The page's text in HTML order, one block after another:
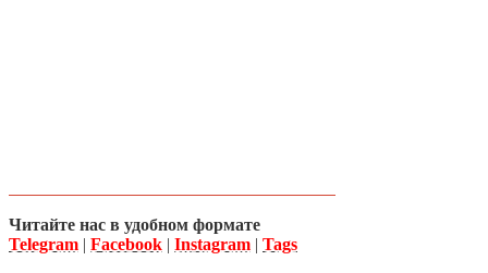
Читайте нас в удобном формате
Telegram | Facebook | Instagram | Tags